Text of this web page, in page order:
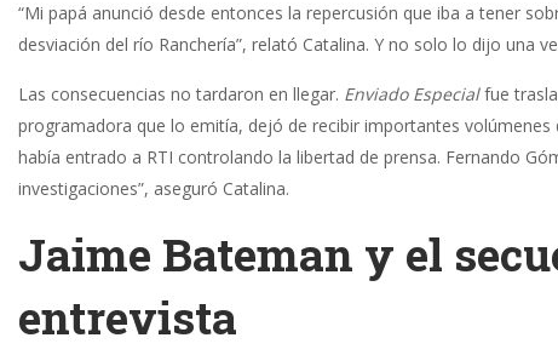
“Mi papá anunció desde entonces la repercusión que iba a tener
desviación del río Ranchería”, relató Catalina. Y no solo lo dijo una
Las consecuencias no tardaron en llegar. Enviado Especialfue
programadora que lo emitía, dejó de recibir importantes
había entrado a RTI controlando la libertad de prensa. Fernando
investigaciones”, aseguró Catalina.
Jaime Bateman y el
entrevista